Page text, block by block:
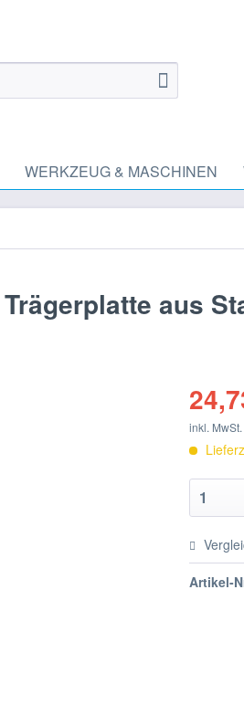
WERKZEUG & MASCHINEN
aus
inkl.
Artikel-